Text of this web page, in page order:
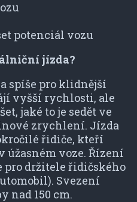
potenciál vozu
jízda?
spíše pro klidnější
vyšší rychlosti, ale
jaké to je sedět ve
zrychlení. Jízda
řidiče, kteří
úžasném voze. Řízení
pro držitele řidičského
Svezení
nad 150 cm.